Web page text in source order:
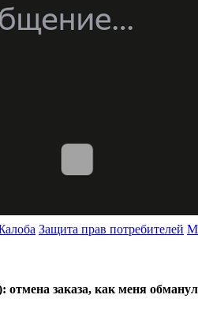
Защита прав потребителей
отмена заказа, как меня